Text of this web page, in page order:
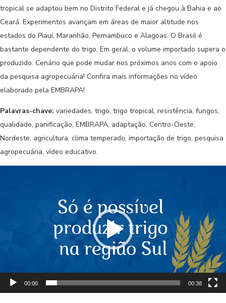
tropical se adaptou bem no Distrito Federal e já chegou à Bahia e ao
Ceará. Experimentos avançam em áreas de maior altitude nos
estados do Piauí, Maranhão, Pernambuco e Alagoas. O Brasil é
bastante dependente do trigo. Em geral, o volume importado supera o
produzido. Cenário que pode mudar nos próximos anos com o apoio
da pesquisa agropecuária! Confira mais informações no vídeo
elaborado pela EMBRAPA!
Palavras-chave: variedades, trigo, trigo tropical, resistência, fungos,
qualidade, panificação, EMBRAPA, adaptação, Centro-Oeste,
Nordeste, agricultura, clima temperado, importação de trigo, pesquisa
agropecuária, vídeo educativo.
00:00 00:38